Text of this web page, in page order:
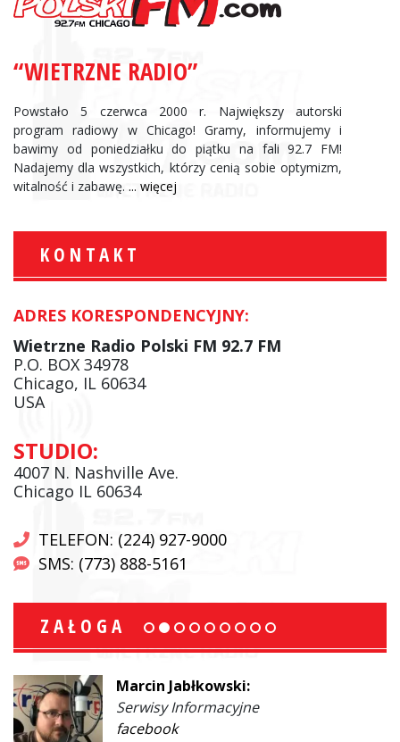
“WIETRZNE RADIO”
Powstało 5 czerwca 2000 r. Największy autorski
program radiowy w Chicago! Gramy, informujemy i
bawimy od poniedziałku do piątku na fali 92.7 FM!
Nadajemy dla wszystkich, którzy cenią sobie optymizm,
witalność i zabawę. ... więcej
KONTAKT
ADRES KORESPONDENCYJNY:
Wietrzne Radio Polski FM 92.7 FM
P.O. BOX 34978
Chicago, IL 60634
USA
STUDIO:
4007 N. Nashville Ave.
Chicago IL 60634
TELEFON: (224) 927-9000
SMS: (773) 888-5161
ZAŁOGA
Marcin Jabłkowski:
Serwisy Informacyjne
facebook